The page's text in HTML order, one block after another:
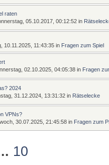
raten
05.10.2017, 00:12:52in
10.11.2025, 11:43:35in Fragen zum Spiel
02.10.2025, 04:05:38in Fragen
2024
31.12.2024, 13:31:32in Rätselecke
VPNs?
30.07.2025, 21:45:58in Fragen zum
10